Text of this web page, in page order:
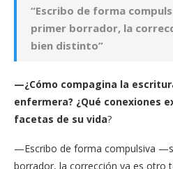
“Escribo de forma
primer borrador, la
bien distinto”
—¿Cómo compagina la
enfermera? ¿Qué conexiones
facetas de su vida?
—Escribo de forma compulsiva
borrador, la corrección ya es otro